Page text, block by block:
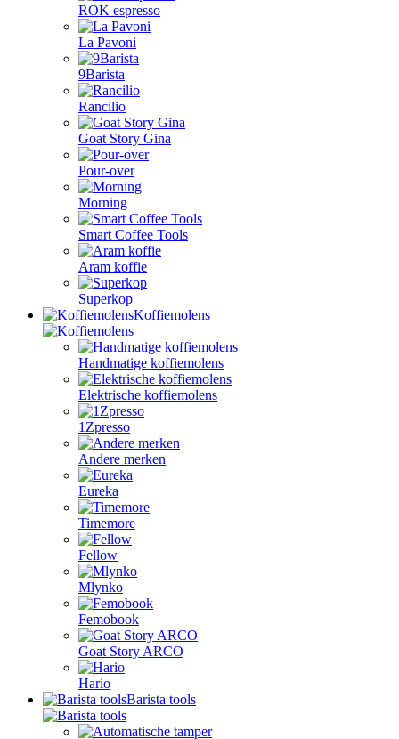
ROK espresso
La Pavoni
9Barista
Rancilio
Goat Story Gina
Pour-over
Morning
Smart Coffee Tools
Aram koffie
Superkop
Koffiemolens
Handmatige koffiemolens
Elektrische koffiemolens
1Zpresso
Andere merken
Eureka
Timemore
Fellow
Mlynko
Femobook
Goat Story ARCO
Hario
Barista tools